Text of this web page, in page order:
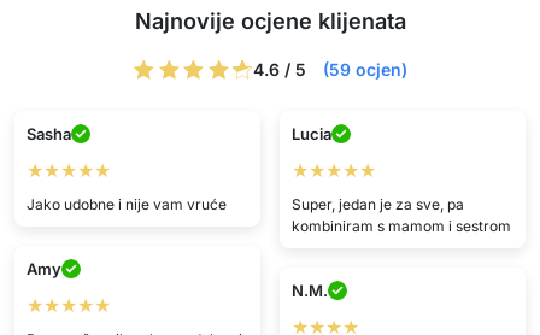
Najnovije ocjene klijenata
4.6 / 5 (59 ocjen)
Sasha
★★★★★
Jako udobne i nije vam vruće
Lucia
★★★★★
Super, jedan je za sve, pa
kombiniram s mamom i sestrom
Amy
★★★★★
N.M.
★★★★